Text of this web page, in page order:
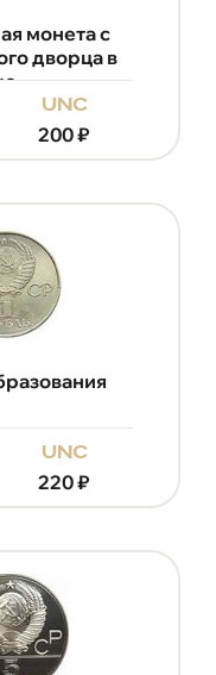
монета с
дворца в
unc
200₽
unc
220₽